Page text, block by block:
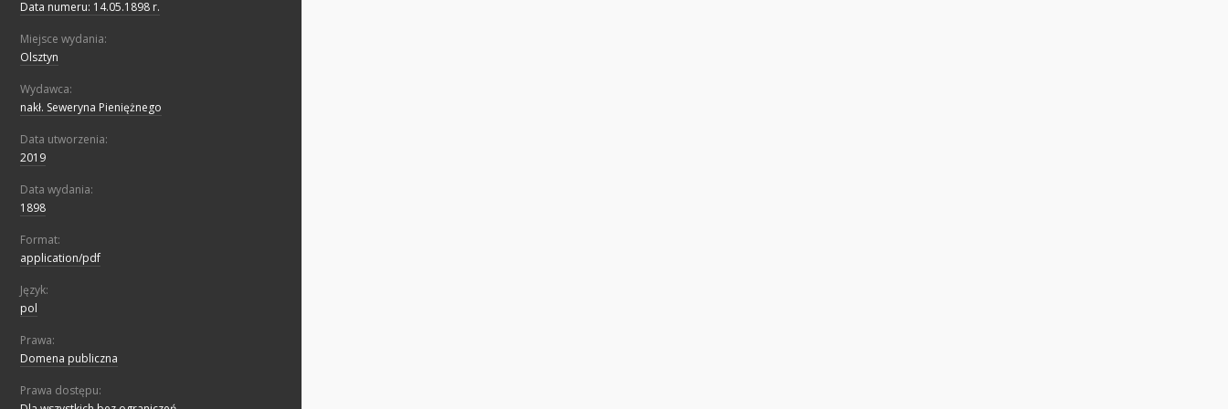
Data numeru: 14.05.1898 r.
Miejsce wydania:
Olsztyn
Wydawca:
nakł. Seweryna Pieniężnego
Data utworzenia:
2019
Data wydania:
1898
Format:
application/pdf
Język:
pol
Prawa:
Domena publiczna
Prawa dostępu: